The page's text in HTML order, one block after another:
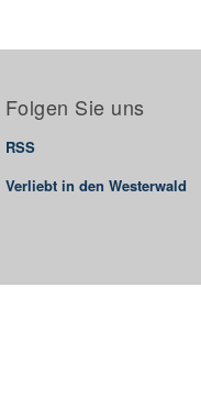
Folgen Sie uns
RSS
Verliebt in den Westerwald